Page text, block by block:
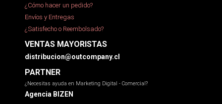
¿Cómo hacer un pedido?
Envíos y Entregas
¿Satisfecho o Reembolsado?
VENTAS MAYORISTAS
distribucion@outcompany.cl
PARTNER
¿Necesitas ayuda en Marketing Digital - Comercial?
Agencia BIZEN